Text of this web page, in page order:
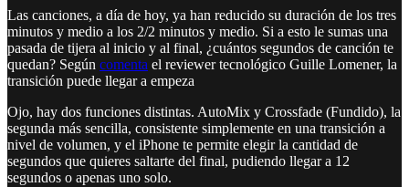
Las canciones, a día de hoy, ya han reducido su duración de los tres
minutos y medio a los 2/2 minutos y medio. Si a esto le sumas una
pasada de tijera al inicio y al final, ¿cuántos segundos de canción te
quedan? Según comenta el reviewer tecnológico Guille Lomener, la
transición puede llegar a empeza
Ojo, hay dos funciones distintas. AutoMix y Crossfade (Fundido), la
segunda más sencilla, consistente simplemente en una transición a
nivel de volumen, y el iPhone te permite elegir la cantidad de
segundos que quieres saltarte del final, pudiendo llegar a 12
segundos o apenas uno solo.